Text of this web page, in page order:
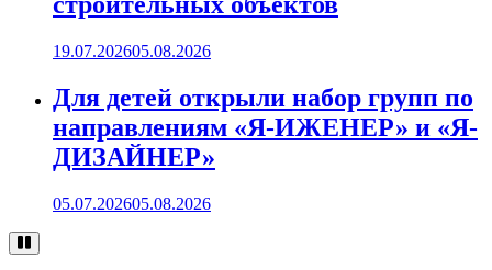
19.07.202605.08.2026
Для детей открыли набор групп по
направлениям «Я-ИЖЕНЕР» и «Я-
ДИЗАЙНЕР»
05.07.202605.08.2026